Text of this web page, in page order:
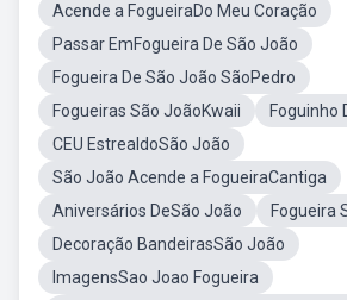
Acende a FogueiraDo Meu Coração
Passar EmFogueira De São João
Fogueira De São João SãoPedro
Fogueiras São JoãoKwaii
Foguinho
CEU EstrealdoSão João
São João Acende a FogueiraCantiga
Aniversários DeSão João
Fogueira
Decoração BandeirasSão João
ImagensSao Joao Fogueira